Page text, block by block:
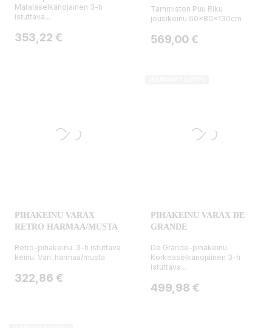
Matalaselkänojainen 3-h
istuttava...
Hinta
353,22 €
Tammiston Puu Riku
jousikeinu 60x80x130cm
Hinta
569,00 €
PIHAKEINU VARAX
RETRO HARMAA/MUSTA
Retro-pihakeinu. 3-h istuttava
keinu. Väri: harmaa/musta
Hinta
322,86 €
PIHAKEINU VARAX DE
GRANDE
De Grande-pihakeinu.
Korkeaselkänojainen 3-h
istuttava...
Hinta
499,98 €